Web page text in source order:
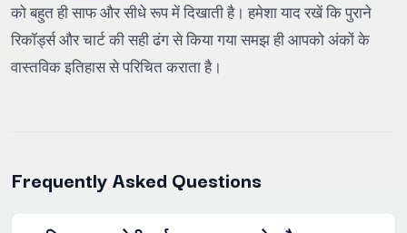
को बहुत ही साफ और सीधे रूप में दिखाती है। हमेशा याद रखें कि पुराने
रिकॉर्ड्स और चार्ट की सही ढंग से किया गया समझ ही आपको अंकों के
वास्तविक इतिहास से परिचित कराता है।
Frequently Asked Questions